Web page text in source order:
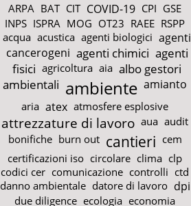
ARPA BAT CIT COVID-19 CPI GSE
INPS ISPRA MOG OT23 RAEE RSPP
acqua acustica agenti biologici agenti
cancerogeni agenti chimici agenti
fisici agricoltura aia albo gestori
ambientali ambiente amianto
aria atex atmosfere esplosive
attrezzature di lavoro aua audit
bonifiche burn out cantieri cem
certificazioni iso circolare clima clp
codici cer comunicazione controlli ctd
danno ambientale datore di lavoro dpi
due diligence ecologia economia